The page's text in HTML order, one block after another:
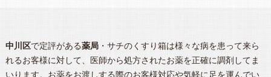
中川区で定評がある薬局・サチのくすり箱は様々な病を患って来ら
れるお客様に対して、医師から処方されたお薬を正確に調剤してま
いります。お薬をお渡しする際のお客様対応や気軽に足を運んでい